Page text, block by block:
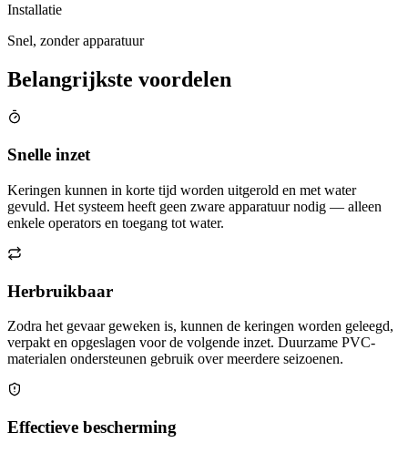
Installatie
Snel, zonder apparatuur
Belangrijkste voordelen
Snelle inzet
Keringen kunnen in korte tijd worden uitgerold en met water
gevuld. Het systeem heeft geen zware apparatuur nodig — alleen
enkele operators en toegang tot water.
Herbruikbaar
Zodra het gevaar geweken is, kunnen de keringen worden geleegd,
verpakt en opgeslagen voor de volgende inzet. Duurzame PVC-
materialen ondersteunen gebruik over meerdere seizoenen.
Effectieve bescherming